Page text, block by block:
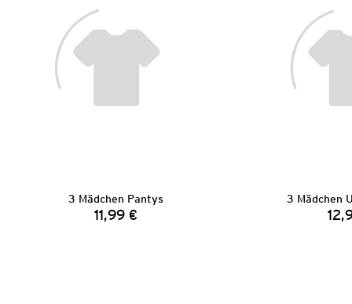
3 Mädchen Pantys
Preis:
11,99 €
3 Mädchen